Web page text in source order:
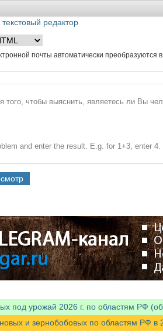
редактор
почты автоматически преобразуются
того, чтобы выяснить, являетесь ли Вы
and enter the result. E.g. for 1+3, enter 4.
под урожай 2026 г. по областям РФ
и зернобобовых по областям РФ в